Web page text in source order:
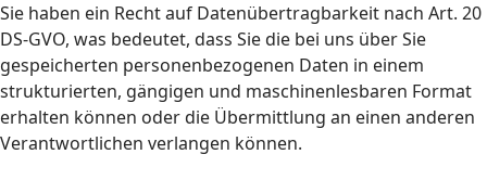
Sie haben ein Recht auf Datenübertragbarkeit nach Art. 20
DS-GVO, was bedeutet, dass Sie die bei uns über Sie
gespeicherten personenbezogenen Daten in einem
strukturierten, gängigen und maschinenlesbaren Format
erhalten können oder die Übermittlung an einen anderen
Verantwortlichen verlangen können.